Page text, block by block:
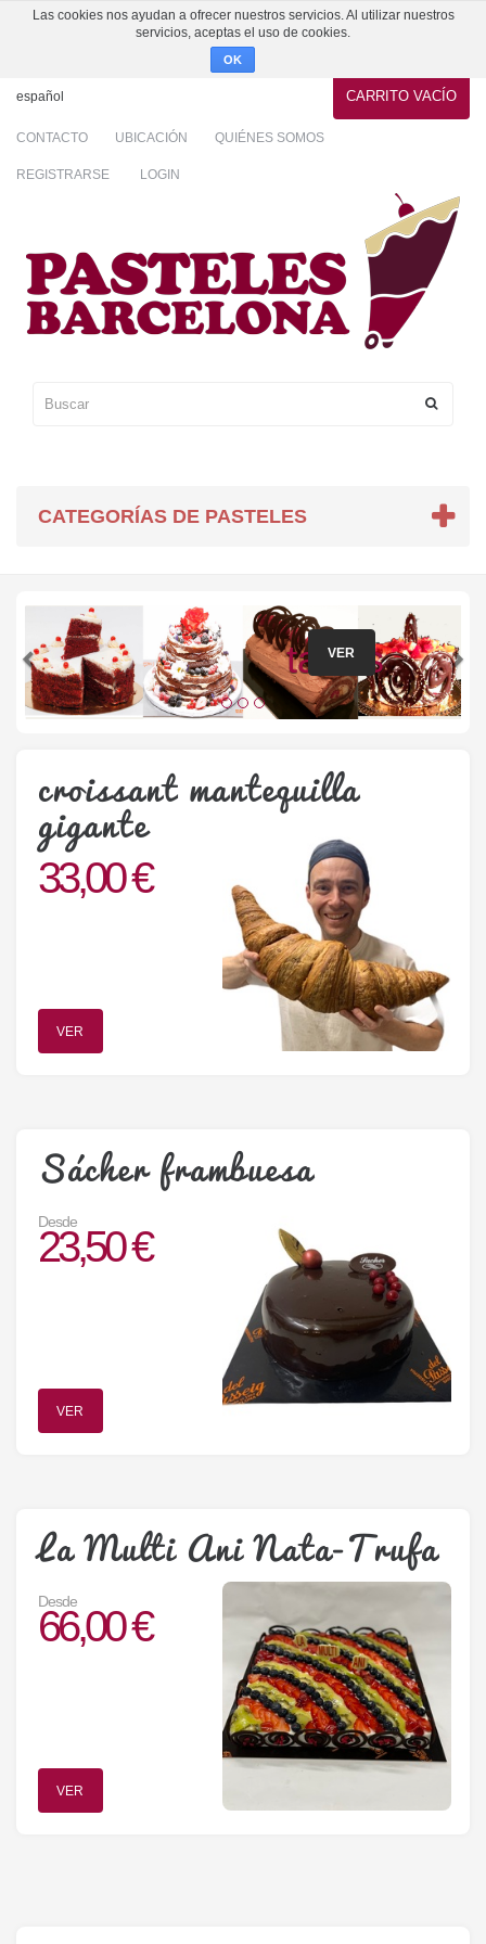
Las cookies nos ayudan a ofrecer nuestros servicios. Al utilizar nuestros
servicios, aceptas el uso de cookies.
OK
CARRITO VACÍO
español
CONTACTO UBICACIÓN QUIÉNES SOMOS
REGISTRARSE LOGIN
CATEGORÍAS DE PASTELES
tartas
VER
croissant mantequilla
gigante
33,00 €
VER
Sácher frambuesa
Desde
23,50 €
VER
La Multi Ani Nata-Trufa
Desde
66,00 €
VER